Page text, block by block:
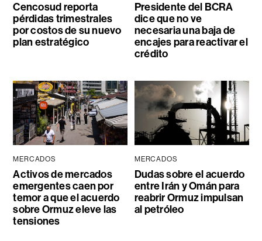
Cencosud reporta
pérdidas trimestrales
por costos de su nuevo
plan estratégico
Presidente del BCRA
dice que no ve
necesaria una baja de
encajes para reactivar el
crédito
MERCADOS
Activos de mercados
emergentes caen por
temor a que el acuerdo
sobre Ormuz eleve las
tensiones
MERCADOS
Dudas sobre el acuerdo
entre Irán y Omán para
reabrir Ormuz impulsan
al petróleo